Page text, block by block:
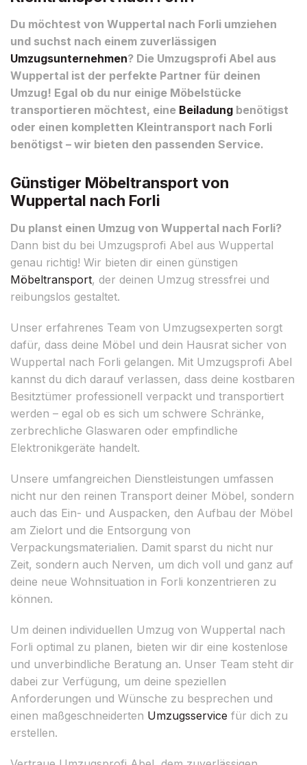
Du möchtest von Wuppertal nach Forli umziehen
und suchst nach einem zuverlässigen
Umzugsunternehmen? Die Umzugsprofi Abel aus
Wuppertal ist der perfekte Partner für deinen
Umzug! Egal ob du nur einige Möbelstücke
transportieren möchtest, eine Beiladung benötigst
oder einen kompletten Kleintransport nach Forli
benötigst – wir bieten den passenden Service.
Günstiger Möbeltransport von
Wuppertal nach Forli
Du planst einen Umzug von Wuppertal nach Forli?
Dann bist du bei Umzugsprofi Abel aus Wuppertal
genau richtig! Wir bieten dir einen günstigen
Möbeltransport, der deinen Umzug stressfrei und
reibungslos gestaltet.
Unser erfahrenes Team von Umzugsexperten sorgt
dafür, dass deine Möbel und dein Hausrat sicher von
Wuppertal nach Forli gelangen. Mit Umzugsprofi Abel
kannst du dich darauf verlassen, dass deine kostbaren
Besitztümer professionell verpackt und transportiert
werden – egal ob es sich um schwere Schränke,
zerbrechliche Glaswaren oder empfindliche
Elektronikgeräte handelt.
Unsere umfangreichen Dienstleistungen umfassen
nicht nur den reinen Transport deiner Möbel, sondern
auch das Ein- und Auspacken, den Aufbau der Möbel
am Zielort und die Entsorgung von
Verpackungsmaterialien. Damit sparst du nicht nur
Zeit, sondern auch Nerven, um dich voll und ganz auf
deine neue Wohnsituation in Forli konzentrieren zu
können.
Um deinen individuellen Umzug von Wuppertal nach
Forli optimal zu planen, bieten wir dir eine kostenlose
und unverbindliche Beratung an. Unser Team steht dir
dabei zur Verfügung, um deine speziellen
Anforderungen und Wünsche zu besprechen und
einen maßgeschneiderten Umzugsservice für dich zu
erstellen.